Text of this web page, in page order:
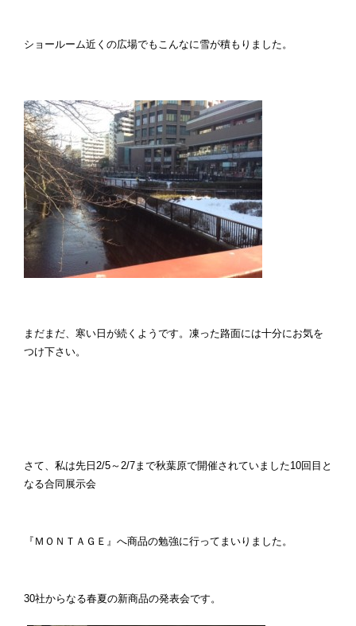
ショールーム近くの広場でもこんなに雪が積もりました。
まだまだ、寒い日が続くようです。凍った路面には十分にお気を
つけ下さい。
さて、私は先日2/5～2/7まで秋葉原で開催されていました10回目と
なる合同展示会
『ＭＯＮＴＡＧＥ』へ商品の勉強に行ってまいりました。
30社からなる春夏の新商品の発表会です。